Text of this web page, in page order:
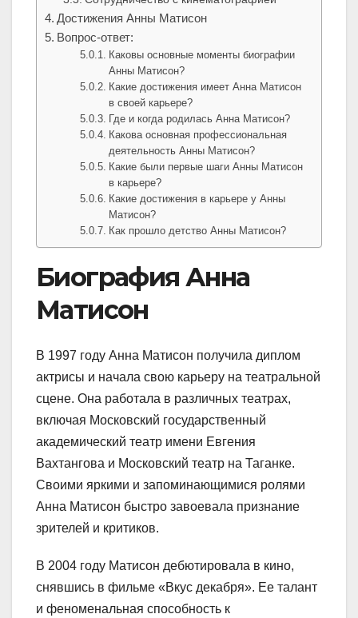
Достижения Анны Матисон
Вопрос-ответ:
Каковы основные моменты биографии
Анны Матисон?
Какие достижения имеет Анна Матисон
в своей карьере?
Где и когда родилась Анна Матисон?
Какова основная профессиональная
деятельность Анны Матисон?
Какие были первые шаги Анны Матисон
в карьере?
Какие достижения в карьере у Анны
Матисон?
Как прошло детство Анны Матисон?
Биография Анна
Матисон
В 1997 году Анна Матисон получила диплом
актрисы и начала свою карьеру на театральной
сцене. Она работала в различных театрах,
включая Московский государственный
академический театр имени Евгения
Вахтангова и Московский театр на Таганке.
Своими яркими и запоминающимися ролями
Анна Матисон быстро завоевала признание
зрителей и критиков.
В 2004 году Матисон дебютировала в кино,
снявшись в фильме «Вкус декабря». Ее талант
и феноменальная способность к